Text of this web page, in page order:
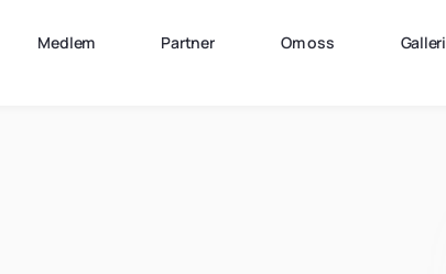
Medlem Partner Om oss Galleri